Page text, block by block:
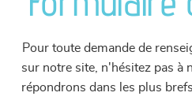
Pour toute demande de
sur notre site, n'hésitez pas à
répondrons dans les plus